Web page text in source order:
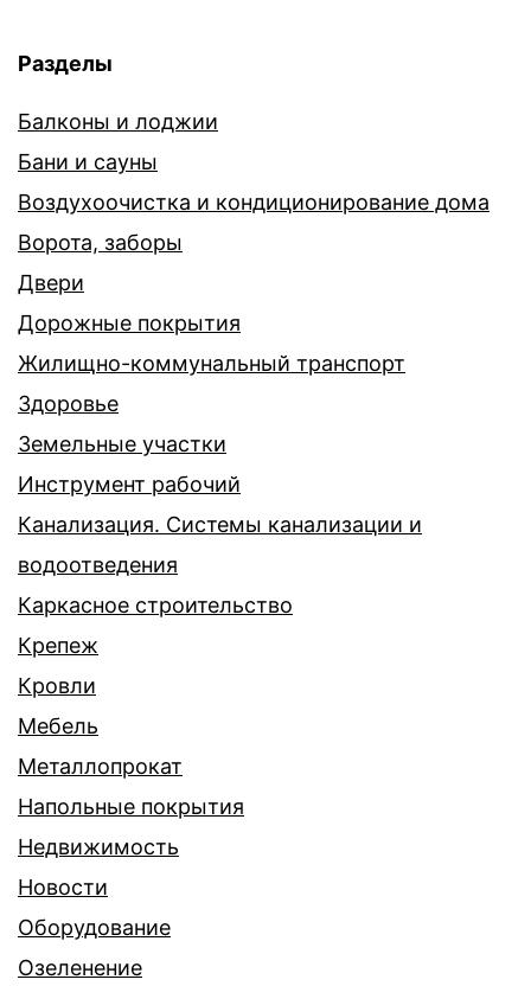
Разделы
Балконы и лоджии
Бани и сауны
Воздухоочистка и кондиционирование дома
Ворота, заборы
Двери
Дорожные покрытия
Жилищно-коммунальный транспорт
Здоровье
Земельные участки
Инструмент рабочий
Канализация. Системы канализации и
водоотведения
Каркасное строительство
Крепеж
Кровли
Мебель
Металлопрокат
Напольные покрытия
Недвижимость
Новости
Оборудование
Озеленение